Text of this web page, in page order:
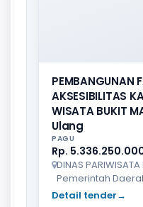
PEMBANGUNAN
AKSESIBILITAS
WISATA BUKIT
Ulang
PAGU
Rp.
DINAS
Pemerintah
Detail tender→